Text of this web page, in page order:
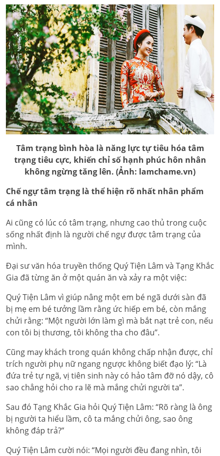
Tâm trạng bình hòa là năng lực tự tiêu hóa tâm
trạng tiêu cực, khiến chỉ số hạnh phúc hôn nhân
không ngừng tăng lên. (Ảnh: lamchame.vn)
Chế ngự tâm trạng là thể hiện rõ nhất nhân phẩm
cá nhân
Ai cũng có lúc có tâm trạng, nhưng cao thủ trong cuộc
sống nhất định là người chế ngự được tâm trạng của
mình.
Đại sư văn hóa truyền thống Quý Tiện Lâm và Tạng Khắc
Gia đã từng ăn ở một quán ăn và xảy ra một việc:
Quý Tiện Lâm vì giúp nâng một em bé ngã dưới sàn đã
bị mẹ em bé tưởng lầm rằng ức hiếp em bé, còn mắng
chửi rằng: “Một người lớn làm gì mà bắt nạt trẻ con, nếu
con tôi bị thương, tôi không tha cho đâu”.
Cũng may khách trong quán không chấp nhận được, chỉ
trích người phụ nữ ngang ngược không biết đạo lý: “Là
đứa trẻ tự ngã, vị tiên sinh này có hảo tâm đỡ nó dậy, cô
sao chẳng hỏi cho ra lẽ mà mắng chửi người ta”.
Sau đó Tạng Khắc Gia hỏi Quý Tiện Lâm: “Rõ ràng là ông
bị người ta hiểu lầm, cô ta mắng chửi ông, sao ông
không đáp trả?”
Quý Tiện Lâm cười nói: “Mọi người đều đang nhìn, tôi